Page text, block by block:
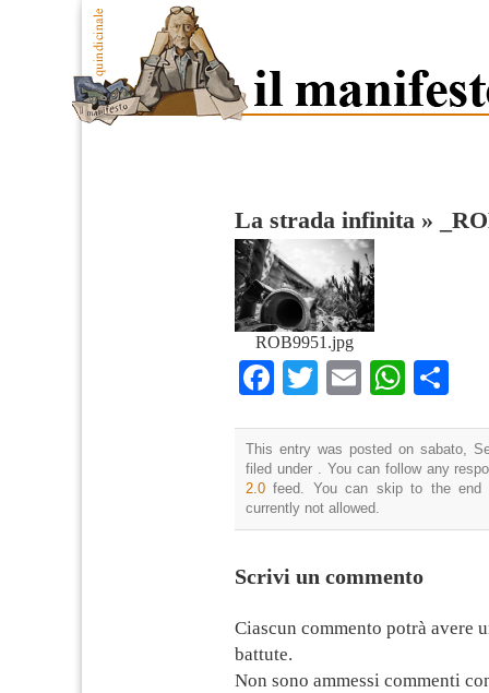
La strada infinita »
ROB9951.jpg
Facebook
TwitterEmail
This entry was posted on sabato,
filed under . You can follow any
2.0 feed. You can skip to the end
currently not allowed.
Scrivi un commento
Ciascun commento potrà avere
battute.
Non sono ammessi commenti